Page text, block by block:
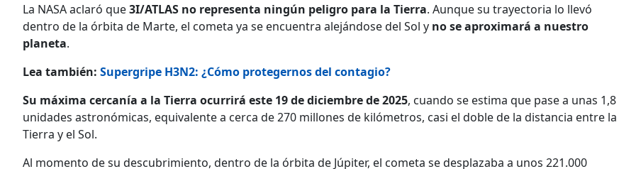
La NASA aclaró que3I/ATLAS no representa ningún peligro para la Tierra. Aunque su trayectoria lo llevó
dentro de la órbita de Marte, el cometa ya se encuentra alejándose del Sol y no se aproximará a nuestro
planeta.
Lea también: Supergripe H3N2: ¿Cómo protegernos del contagio?
Su máxima cercanía a la Tierra ocurrirá este 19 de diciembre de 2025, cuando se estima que pase a unas 1,8
unidades astronómicas, equivalente a cerca de 270 millones de kilómetros, casi el doble de la distancia entre la
Tierra y el Sol.
Al momento de su descubrimiento, dentro de la órbita de Júpiter, el cometa se desplazaba a unos 221.000